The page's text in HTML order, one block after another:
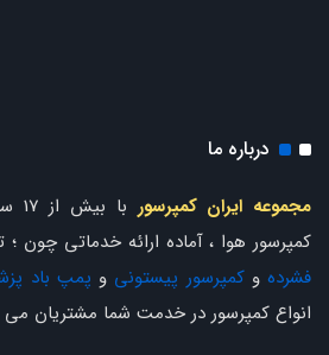
درباره ما
مجموعه ایران کمپرسور
کمپرسور هوا ، آماده ارائه خدماتی چون ؛
فشرده وکمپرسور پیستونی و پمپ باد
انواع کمپرسور در خدمت شما مشتریان می